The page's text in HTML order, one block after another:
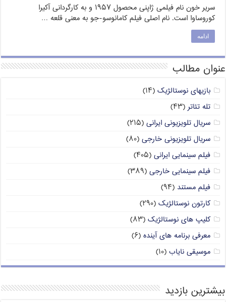
سریر خون نام فیلمی ژاپنی محصول ۱۹۵۷ و به کارگردانی آکیرا
کوروساوا است. نام اصلی فیلم کامانوسو-جو به معنی قلعه …
ادامه
عنوان مطالب
بازیهای نوستالژیک (۱۴)
تله تئاتر (۴۳)
سریال تلویزیونی ایرانی (۲۱۵)
سریال تلویزیونی خارجی (۸۰)
فیلم سینمایی ایرانی (۴۰۵)
فیلم سینمایی خارجی (۳۸۹)
فیلم مستند (۹۴)
کارتون نوستالژیک (۲۹۰)
کلیپ های نوستالژیک (۸۳)
معرفی برنامه های آینده (۶)
موسیقی نایاب (۱۰)
بیشترین بازدید